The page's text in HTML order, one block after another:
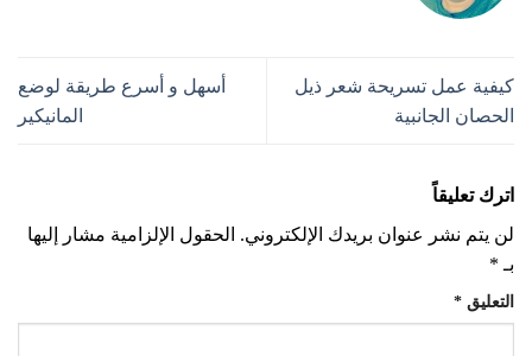
كيفية عمل تسريحة شعر ذيل
الحصان الجانبية
أسهل و أسرع طريقة لوضع
المانيكير
اترك تعليقاً
لن يتم نشر عنوان بريدك الإلكتروني. الحقول الإلزامية مشار إليها
بـ *
التعليق *